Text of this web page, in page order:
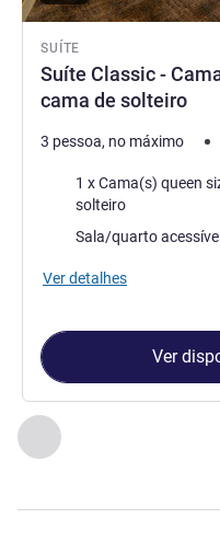
Anterior - Suíte
Página , Suíte 1 :
SUÍTE
Suíte Classic -
cama de solteiro
3 pessoa, no máximo
Roupa de cama
1 x Cama(s) queen size e 1 x Sofá(s)-
solteiro
Sala/quarto acessível
Ver detalhes
Ver